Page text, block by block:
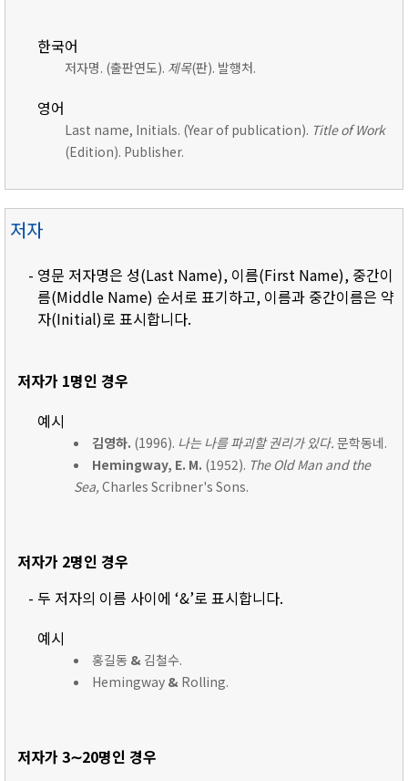
한국어
저자명. (출판연도). 제목(판). 발행처.
영어
Last name, Initials. (Year of publication). Title of Work
(Edition). Publisher.
저자
- 영문 저자명은 성(Last Name), 이름(First Name), 중간이
름(Middle Name) 순서로 표기하고, 이름과 중간이름은 약
자(Initial)로 표시합니다.
저자가 1명인 경우
예시
김영하. (1996). 나는 나를 파괴할 권리가 있다. 문학동네.
Hemingway, E. M. (1952). The Old Man and the
Sea,Charles Scribner's Sons.
저자가 2명인 경우
- 두 저자의 이름 사이에 ‘&’로 표시합니다.
예시
홍길동 & 김철수.
Hemingway & Rolling.
저자가 3∼20명인 경우